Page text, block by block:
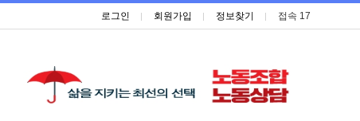
로그인 회원가입 정보찾기 접속 17